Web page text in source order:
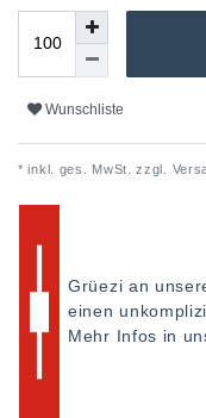
Wunschliste
* inkl. ges. MwSt. zzgl.
Grüezi an
einen
Mehr Infos in